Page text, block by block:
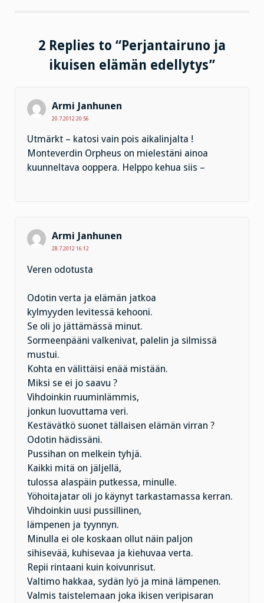
2 Replies to “Perjantairuno ja
ikuisen elämän edellytys”
Armi Janhunen
20.7.2012 20:56
Utmärkt – katosi vain pois aikalinjalta !
Monteverdin Orpheus on mielestäni ainoa
kuunneltava ooppera. Helppo kehua siis –
Armi Janhunen
28.7.2012 16:12
Veren odotusta
Odotin verta ja elämän jatkoa
kylmyyden levitessä kehooni.
Se oli jo jättämässä minut.
Sormeenpääni valkenivat, palelin ja silmissä
mustui.
Kohta en välittäisi enää mistään.
Miksi se ei jo saavu ?
Vihdoinkin ruuminlämmis,
jonkun luovuttama veri.
Kestävätkö suonet tällaisen elämän virran ?
Odotin hädissäni.
Pussihan on melkein tyhjä.
Kaikki mitä on jäljellä,
tulossa alaspäin putkessa, minulle.
Yöhoitajatar oli jo käynyt tarkastamassa kerran.
Vihdoinkin uusi pussillinen,
lämpenen ja tyynnyn.
Minulla ei ole koskaan ollut näin paljon
sihisevää, kuhisevaa ja kiehuvaa verta.
Repii rintaani kuin koivunrisut.
Valtimo hakkaa, sydän lyö ja minä lämpenen.
Valmis taistelemaan joka ikisen veripisaran